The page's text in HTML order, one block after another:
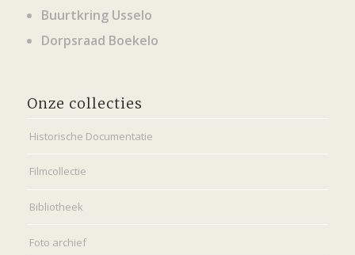
Buurtkring Usselo
Dorpsraad Boekelo
Onze collecties
Historische Documentatie
Filmcollectie
Bibliotheek
Foto archief